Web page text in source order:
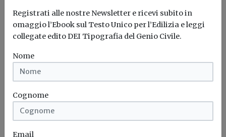
Registrati alle nostre Newsletter e ricevi subito in
omaggio l’Ebook sul Testo Unico per l’Edilizia e leggi
collegate edito DEI Tipografia del Genio Civile.
Nome
Cognome
Email